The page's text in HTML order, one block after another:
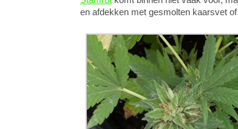
en afdekken met gesmolten kaarsvet